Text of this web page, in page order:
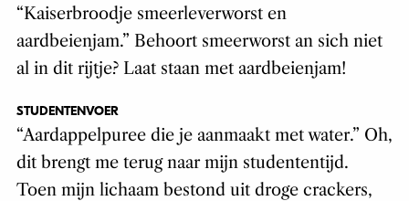
“Kaiserbroodje smeerleverworst en
aardbeienjam.” Behoort smeerworst an sich niet
al in dit rijtje? Laat staan met aardbeienjam!
STUDENTENVOER
“Aardappelpuree die je aanmaakt met water.” Oh,
dit brengt me terug naar mijn studententijd.
Toen mijn lichaam bestond uit droge crackers,